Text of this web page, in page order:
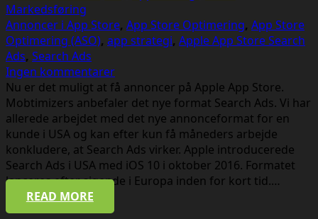
Markedsføring
Annoncer i App Store, App Store Optimering, App Store
Optimering (ASO), app strategi, Apple App Store Search
Ads, Search Ads
Ingen kommentarer
Nu er det muligt at få annoncer på Apple App Store.
Mobtimizers anbefaler det nye format Search Ads. Vi har
allerede arbejdet med det nye annonceformat for en
kunde i USA og kan efter kun få måneders arbejde
konkludere, at Search Ads virker. Apple introducerede
Search Ads i USA med iOS 10 i oktober 2016. Formatet
lanceres efter sigende i Europa inden for kort tid.…
READ MORE